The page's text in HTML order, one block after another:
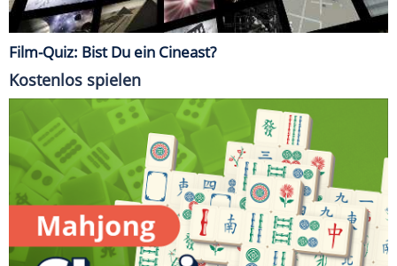
Film-Quiz: Bist Du ein Cineast?
Kostenlos spielen